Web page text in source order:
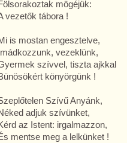
mögéjük:
vezetők tábora !
is mostan engesztelve,
vezeklünk,
szívvel, tiszta ajkkal
könyörgünk !
Szívű Anyánk,
adjuk szívünket,
az Istent: irgalmazzon,
mentse meg a lelkünket !